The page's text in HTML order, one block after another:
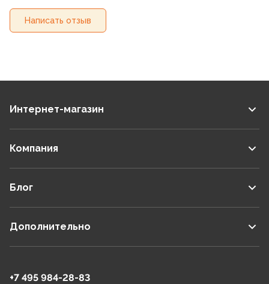
Написать отзыв
Интернет-магазин
Компания
Блог
Дополнительно
+7 495 984-28-83